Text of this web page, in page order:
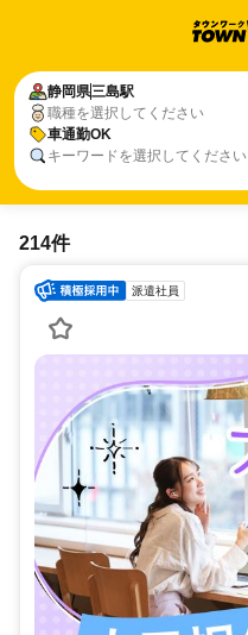
静岡県三島駅
職種を選択してください
車通勤OK
キーワードを選択してください
214件
派遣社員